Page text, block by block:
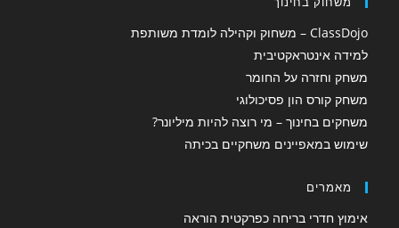
ClassDojo – משחוק וקהילה לומדת משותפת
למידה אינטראקטיבית
משחק וחזרה על החומר
משחק קורס הון פסיכולוגי
משחקים בחינוך – מי רוצה להיות מיליונר?
שימוש במאפיינים משחקיים בכיתה
מאמרים
אימוץ חדרי בריחה כפרקטית הוראה